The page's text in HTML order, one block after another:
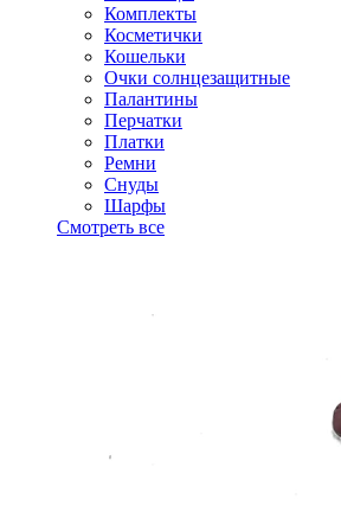
Комплекты
Косметички
Кошельки
Очки солнцезащитные
Палантины
Перчатки
Платки
Ремни
Снуды
Шарфы
Смотреть все